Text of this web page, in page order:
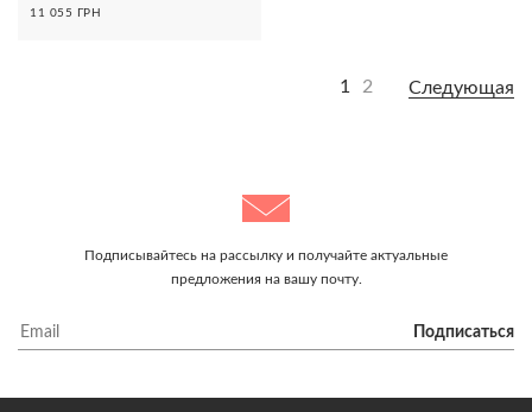
11 055 ГРН
1 2 Следующая
Подписывайтесь на рассылку и получайте актуальные
предложения на вашу почту.
Подписаться